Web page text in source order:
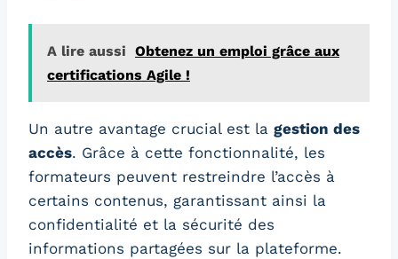
A lire aussi Obtenez un emploi grâce aux
certifications Agile !
Un autre avantage crucial est la gestion des
accès. Grâce à cette fonctionnalité, les
formateurs peuvent restreindre l’accès à
certains contenus, garantissant ainsi la
confidentialité et la sécurité des
informations partagées sur la plateforme.